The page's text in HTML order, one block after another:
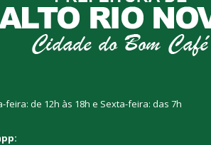
feira: de 12h às 18h e Sexta-feira: das 7h